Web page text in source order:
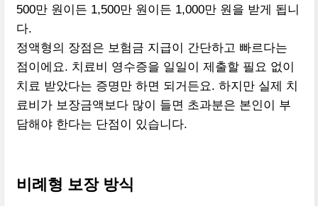
500만 원이든 1,500만 원이든 1,000만 원을 받게 됩니
다.
정액형의 장점은 보험금 지급이 간단하고 빠르다는
점이에요. 치료비 영수증을 일일이 제출할 필요 없이
치료 받았다는 증명만 하면 되거든요. 하지만 실제 치
료비가 보장금액보다 많이 들면 초과분은 본인이 부
담해야 한다는 단점이 있습니다.
비례형 보장 방식